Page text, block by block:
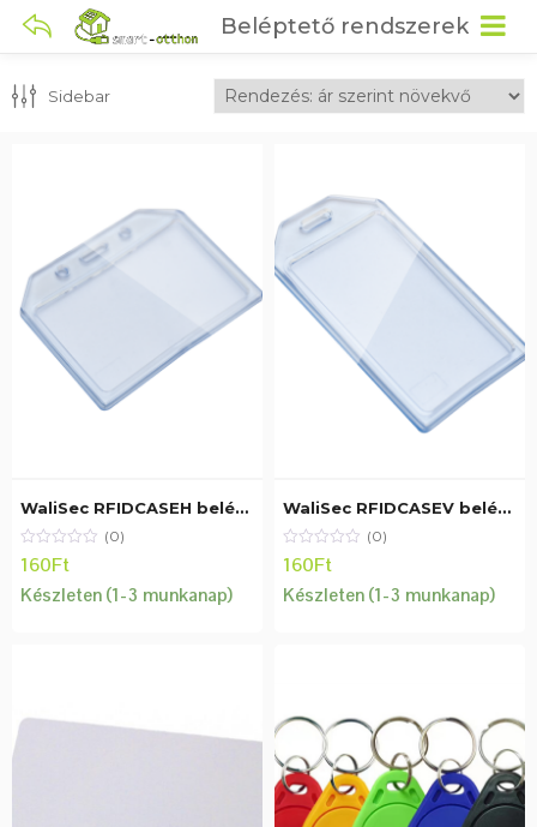
Beléptető rendszerek
Sidebar
WaliSec RFIDCASEH beléptető kártya tartó tok, fekvő, áttetsző, rugalmas
(0)
160Ft
Készleten (1-3 munkanap)
WaliSec RFIDCASEV beléptető kártya tartó tok, álló, áttetsző, rugalmas
(0)
160Ft
Készleten (1-3 munkanap)